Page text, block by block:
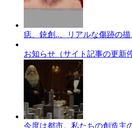
痣、銃創..、リアルな傷跡の
お知らせ（サイト記事の更新
今度は都市。私たちの創造主